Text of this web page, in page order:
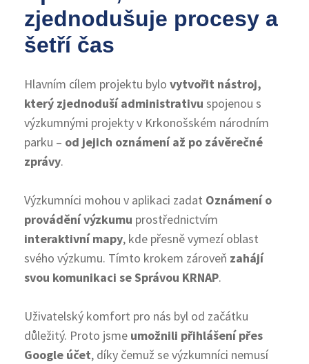
zjednodušuje procesy a
šetří čas
Hlavním cílem projektu bylo vytvořit nástroj,
který zjednoduší administrativu spojenou s
výzkumnými projekty v Krkonošském národním
parku – od jejich oznámení až po závěrečné
zprávy.
Výzkumníci mohou v aplikaci zadat Oznámení o
provádění výzkumu prostřednictvím
interaktivní mapy, kde přesně vymezí oblast
svého výzkumu. Tímto krokem zároveň zahájí
svou komunikaci se Správou KRNAP.
Uživatelský komfort pro nás byl od začátku
důležitý. Proto jsme umožnili přihlášení přes
Google účet, díky čemuž se výzkumníci nemusí